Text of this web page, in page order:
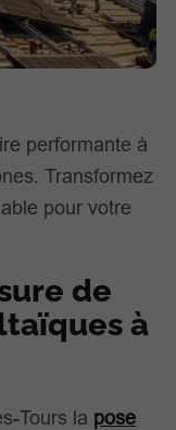
performante à
Transformez
pour votre
de
à
Tours la pose